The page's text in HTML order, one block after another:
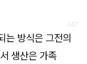
는 방식은 그전의
생산은 가족